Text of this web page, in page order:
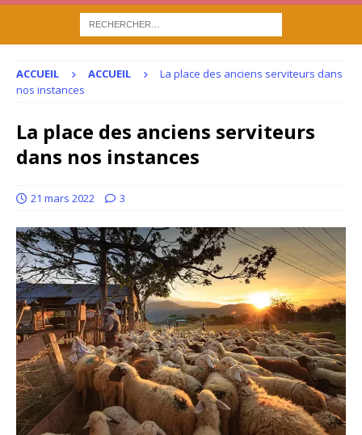
ACCUEIL ACCUEIL
La place des anciens serviteurs dans
nos instances
La place des anciens serviteurs
dans nos instances
21 mars 2022 3